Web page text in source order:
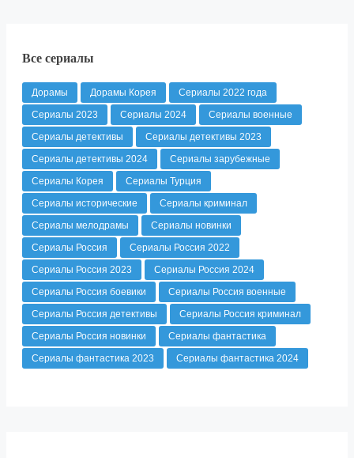
Все сериалы
Дорамы Дорамы Корея
Сериалы 2022 года
Сериалы 2023
Сериалы 2024
Сериалы военные
Сериалы детективы
Сериалы детективы 2023
Сериалы детективы 2024
Сериалы зарубежные
Сериалы Корея
Сериалы Турция
Сериалы исторические
Сериалы криминал
Сериалы мелодрамы
Сериалы новинки
Сериалы Россия
Сериалы Россия 2022
Сериалы Россия 2023
Сериалы Россия 2024
Сериалы Россия боевики
Сериалы Россия военные
Сериалы Россия детективы
Сериалы Россия криминал
Сериалы Россия новинки
Сериалы фантастика
Сериалы фантастика 2023
Сериалы фантастика 2024